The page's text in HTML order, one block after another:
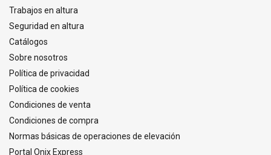
Trabajos en altura
Seguridad en altura
Catálogos
Sobre nosotros
Política de privacidad
Política de cookies
Condiciones de venta
Condiciones de compra
Normas básicas de operaciones de elevación
Portal Onix Express